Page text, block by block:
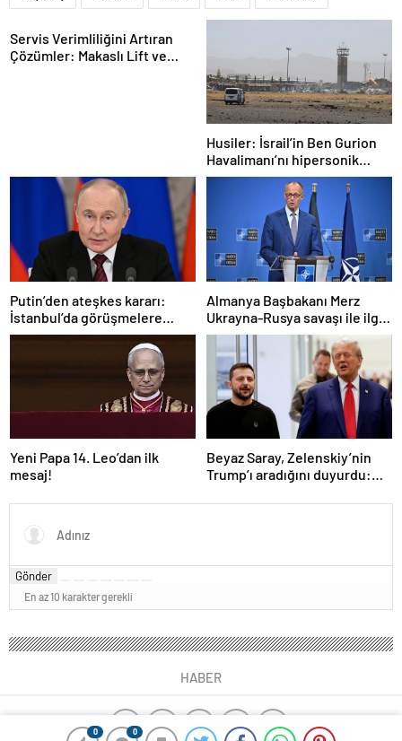
0 0
Servis Verimliliğini Artıran
Çözümler: Makaslı Lift ve
Husiler: İsrail’in Ben Gurion
Havalimanı’nı hipersonik
füzeyle hedef aldık
Putin’den ateşkes kararı:
İstanbul’da görüşmelere
başlamayı öneriyoruz
Almanya Başbakanı Merz
Ukrayna-Rusya savaşı ile ilgili
konuştu: “Top Moskova’nın
sahasında”
Yeni Papa 14. Leo’dan ilk
mesaj!
Beyaz Saray, Zelenskiy’nin
Trump’ı aradığını duyurdu:
oldu”
Gönder
En az 10 karakter gerekli
HABER